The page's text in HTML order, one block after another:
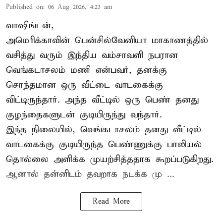
Published on: 06 Aug 2026, 4:23 am
வாஷிங்டன்,
அமெரிக்காவின் பென்சில்வேனியா மாகாணத்தில்
வசித்து வரும் இந்திய வம்சாவளி நபரான
வெங்கடாசலம் மணி என்பவர், தனக்கு
சொந்தமான ஒரு வீட்டை வாடகைக்கு
விட்டிருந்தார். அந்த வீட்டில் ஒரு பெண் தனது
குழந்தைகளுடன் குடியிருந்து வந்தார்.
இந்த நிலையில், வெங்கடாசலம் தனது வீட்டில்
வாடகைக்கு குடியிருந்த பெண்ணுக்கு பாலியல்
தொல்லை அளிக்க முயற்சித்ததாக கூறப்படுகிறது.
ஆனால் தன்னிடம் தவறாக நடக்க மு ...
Read More